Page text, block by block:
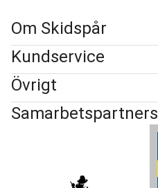
Om Skidspår
Kundservice
Övrigt
Samarbetspartners